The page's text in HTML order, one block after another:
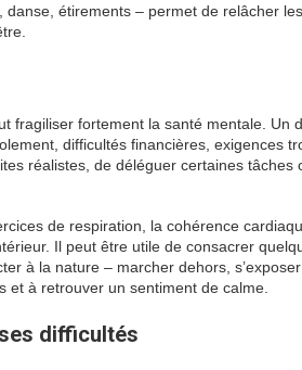
étirements – permet de relâcher
fragiliser fortement la santé mentale. Un
difficultés financières, exigences
réalistes, de déléguer certaines tâches
de respiration, la cohérence
Il peut être utile de consacrer
à la nature – marcher dehors,
à retrouver un sentiment de calme.
difficultés